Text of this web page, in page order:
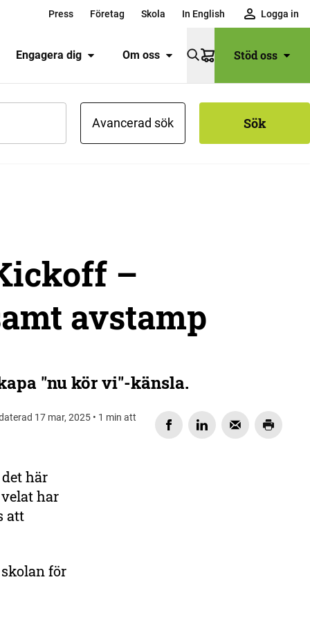
Press Företag Skola In English Logga in
Engagera dig Om oss
VarukorgStöd oss
Avancerad sök Sök
–
avstamp
"nu kör vi"-känsla.
17 mar, 2025 • 1 min att
här
har
att
för